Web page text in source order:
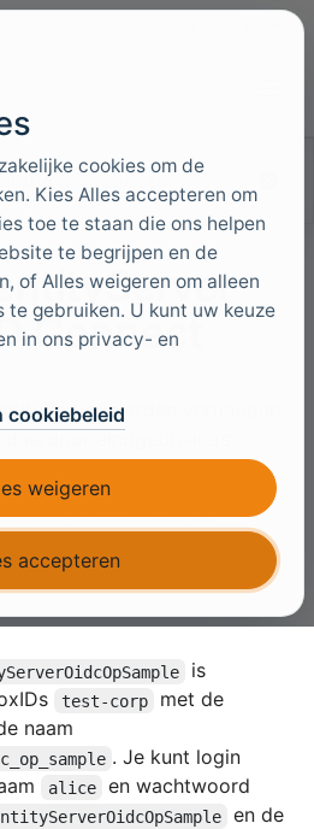
Connect
worden verbonden
IdentityServer clientte
ID token te lezen of een
waarin claims
uit het access
is
test-corp
met de
naam
. Je kunt login
alice en wachtwoord
en de
cookies om de
Kies Alles accepteren om
toe te staan die ons helpen
te begrijpen en de
of Alles weigeren om alleen
te gebruiken. U kunt uw keuze
in ons privacy- en
cookiebeleid
weigeren
accepteren